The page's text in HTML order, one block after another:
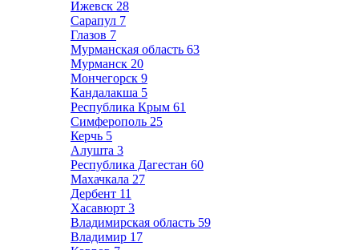
Ижевск 28
Сарапул 7
Глазов 7
Мурманская область 63
Мурманск 20
Мончегорск 9
Кандалакша 5
Республика Крым 61
Симферополь 25
Керчь 5
Алушта 3
Республика Дагестан 60
Махачкала 27
Дербент 11
Хасавюрт 3
Владимирская область 59
Владимир 17